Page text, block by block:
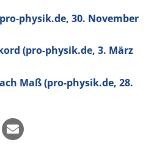
physik.de, 30. November
(pro-physik.de, 3. März
Maß (pro-physik.de, 28.